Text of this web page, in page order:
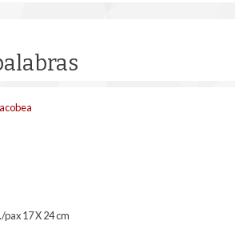
pax 17 X 24 cm